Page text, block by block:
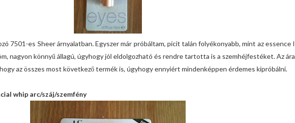
7501-es Sheer árnyalatban. Egyszer már próbáltam, picit talán folyékonyabb, mint az essence I
nagyon könnyű állagú, úgyhogy jól eldolgozható és rendre tartotta is a szemhéjfestéket. Az ára
az összes most következő termék is, úgyhogy ennyiért mindenképpen érdemes kipróbálni.
whip arc/száj/szemfény